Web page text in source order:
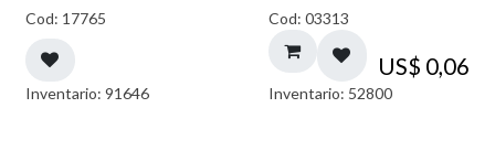
Cod: 17765
Inventario: 91646
Cod: 03313
US$ 0,06
Inventario: 52800